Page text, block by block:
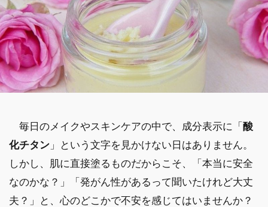
毎日のメイクやスキンケアの中で、成分表示に「酸
化チタン 」という文字を見かけない日はありません。
しかし、肌に直接塗るものだからこそ、「本当に安全
なのかな？」「発がん性があるって聞いたけれど大丈
夫？」と、心のどこかで不安を感じてはいませんか？